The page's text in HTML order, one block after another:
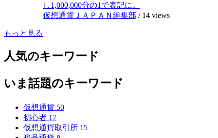
し1,000,000分の1で表記に。
仮想通貨ＪＡＰＡＮ編集部 / 14 views
もっと見る
人気のキーワード
いま話題のキーワード
仮想通貨 50
初心者 17
仮想通貨取引所 15